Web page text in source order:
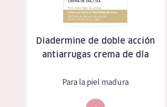
Piel normal y seca
Piel mixata o grasa
Piel madura
Piel menopáusica
Edad: de 35 a 55
Piel madura
Diadermine de doble acción
antiarrugas crema de día
Para la piel madura